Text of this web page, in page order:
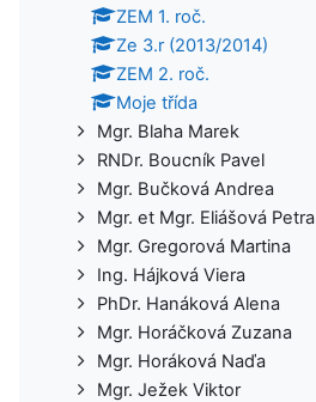
ZEM 1. roč.
Ze 3.r (2013/2014)
ZEM 2. roč.
Moje třída
Mgr. Blaha Marek
RNDr. Boucník Pavel
Mgr. Bučková Andrea
Mgr. et Mgr. Eliášová Petra
Mgr. Gregorová Martina
Ing. Hájková Viera
PhDr. Hanáková Alena
Mgr. Horáčková Zuzana
Mgr. Horáková Naďa
Mgr. Ježek Viktor